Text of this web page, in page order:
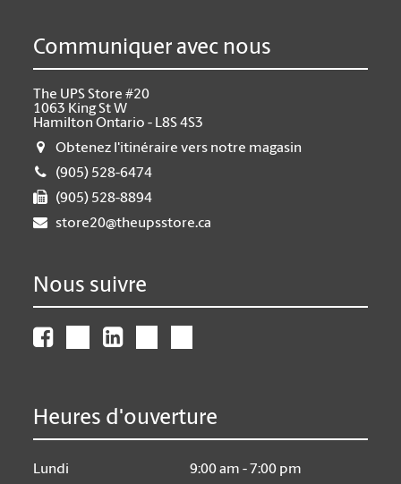
Communiquer avec nous
The UPS Store #20
1063 King St W
Hamilton Ontario - L8S 4S3
Obtenez l'itinéraire vers notre magasin
(905) 528-6474
(905) 528-8894
store20@theupsstore.ca
Nous suivre
Heures d'ouverture
Lundi
9:00 am - 7:00 pm